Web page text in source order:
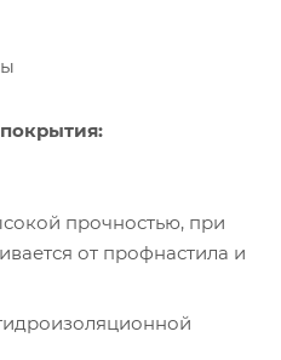
прочностью, при
от профнастила и